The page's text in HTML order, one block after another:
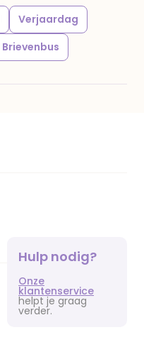
Verjaardag
Brievenbus
Hulp nodig?
Onze
klantenservice
helpt je graag
verder.